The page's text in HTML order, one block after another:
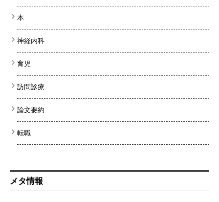
本
神経内科
育児
訪問診療
論文要約
転職
メタ情報